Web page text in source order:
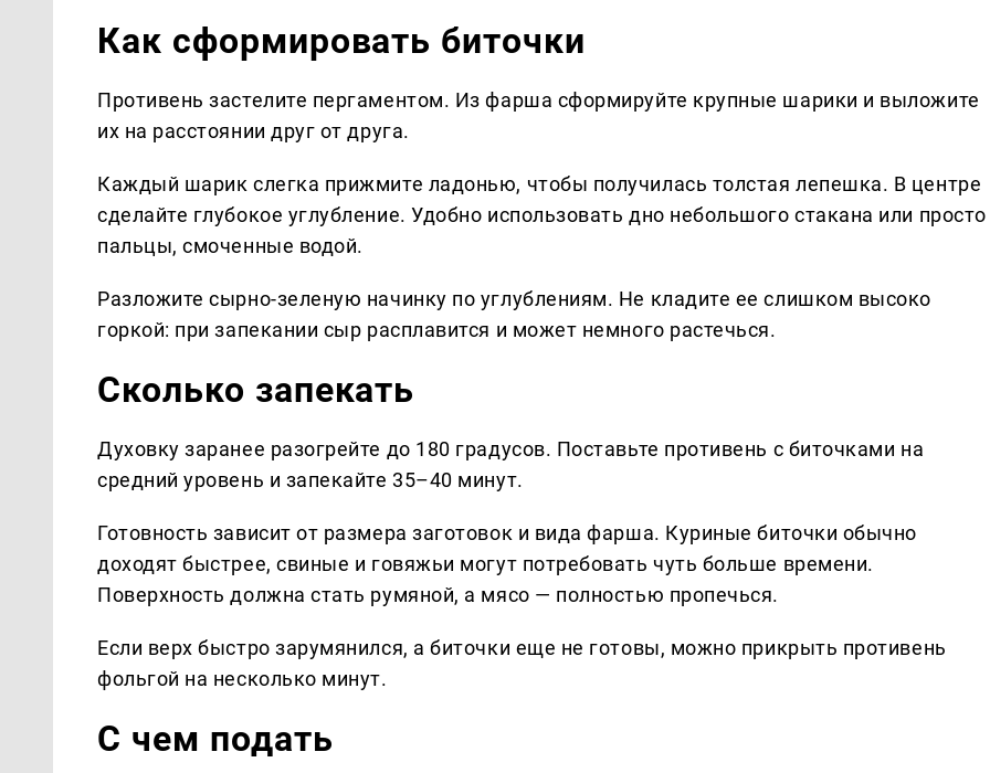
Как сформировать биточки
Противень застелите пергаментом. Из фарша сформируйте крупные шарики и выложите
их на расстоянии друг от друга.
Каждый шарик слегка прижмите ладонью, чтобы получилась толстая лепешка. В центре
сделайте глубокое углубление. Удобно использовать дно небольшого стакана или просто
пальцы, смоченные водой.
Разложите сырно-зеленую начинку по углублениям. Не кладите ее слишком высоко
горкой: при запекании сыр расплавится и может немного растечься.
Сколько запекать
Духовку заранее разогрейте до 180 градусов. Поставьте противень с биточками на
средний уровень и запекайте 35–40 минут.
Готовность зависит от размера заготовок и вида фарша. Куриные биточки обычно
доходят быстрее, свиные и говяжьи могут потребовать чуть больше времени.
Поверхность должна стать румяной, а мясо — полностью пропечься.
Если верх быстро зарумянился, а биточки еще не готовы, можно прикрыть противень
фольгой на несколько минут.
С чем подать